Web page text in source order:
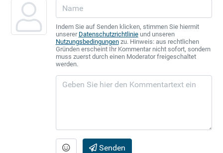
Indem Sie auf Senden klicken, stimmen Sie hiermit
unserer Datenschutzrichtlinieund unseren
Nutzungsbedingungenzu. Hinweis: aus rechtlichen
Gründen erscheint Ihr Kommentar nicht sofort, sondern
muss zuerst durch einen Moderator freigeschaltet
werden.
Senden